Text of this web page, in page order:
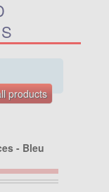
products